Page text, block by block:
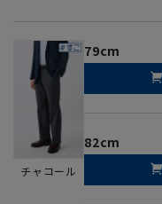
チャコール
79cm
82cm